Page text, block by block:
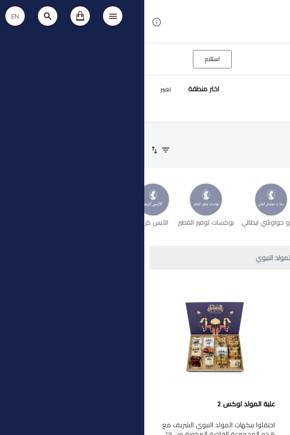
EN
استلام
اختر منطقة تغيير
و حواوشي ايطالي بوكسات توفير الفطير الآيس كريم
النبوي
علبة المولد لوكس 2
احتفلوا بنكهات المولد النبوي الشريف مع